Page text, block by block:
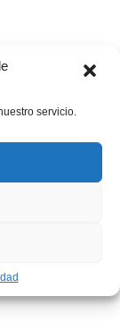
servicio.